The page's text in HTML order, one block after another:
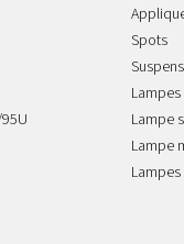
Spots
Lampe
Lampe